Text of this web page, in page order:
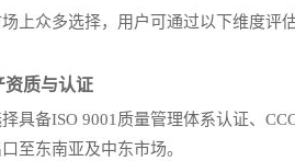
上众多选择，用户可通过以下维度评
资质与认证
具备ISO 9001质量管理体系认证、
至东南亚及中东市场。